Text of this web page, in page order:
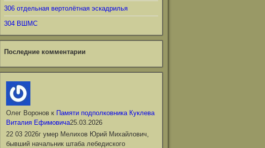
306 отдельная вертолётная эскадрилья
304 ВШМС
Последние комментарии
Олег Вороновк Памяти подполковника Куклева
Виталия Ефимовича25.03.2026
22 03 2026г умер Мелихов Юрий Михайлович,
бывший начальник штаба лебедиского